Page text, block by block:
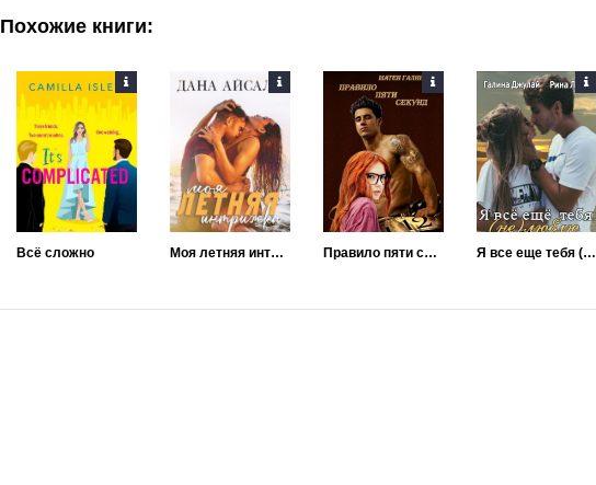
Похожие книги:
Всё сложно Моя летняя интрижка Правило пяти секунд Я все еще тебя (не)люблю